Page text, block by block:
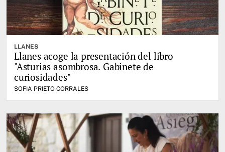
LLANES
Llanes acoge la presentación del libro
"Asturias asombrosa. Gabinete de
curiosidades"
SOFIA PRIETO CORRALES